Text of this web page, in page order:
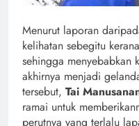
Menurut laporan
kelihatan sebegitu
sehingga menyebabkan
akhirnya menjadi
tersebut, Tai
ramai untuk
perutnya yang terlalu